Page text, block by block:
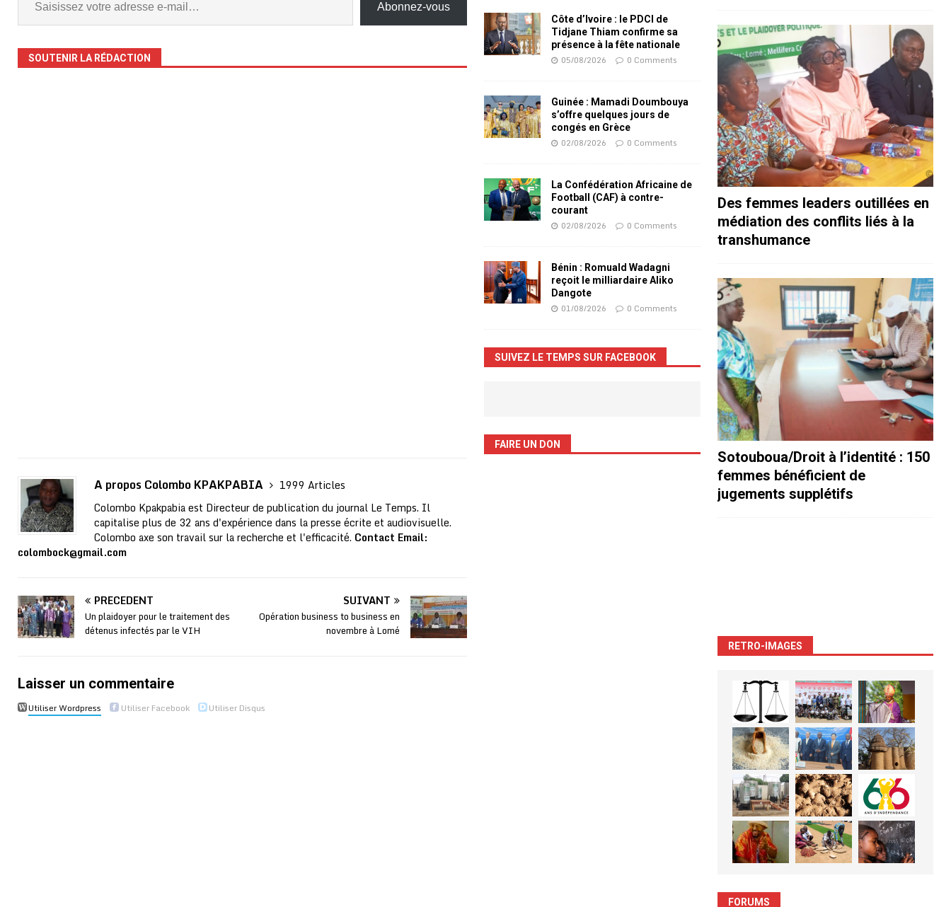
Abonnez-vous
SOUTENIR LA RÉDACTION
A propos Colombo KPAKPABIA
1999 Articles
Colombo Kpakpabia est Directeur de publication du journal Le Temps. Il
capitalise plus de 32 ans d'expérience dans la presse écrite et audiovisuelle.
Colombo axe son travail sur la recherche et l'efficacité. Contact Email:
colombock@gmail.com
PRÉCÉDENT
Un plaidoyer pour le traitement des
détenus infectés par le VIH
SUIVANT
Opération business to business en
novembre à Lomé
Laisser un commentaire
Utiliser Wordpress Utiliser Facebook Utiliser Disqus
Côte d’Ivoire : le PDCI de
Tidjane Thiam confirme sa
présence à la fête nationale
05/08/2026 0 Comments
Guinée : Mamadi Doumbouya
s’offre quelques jours de
congés en Grèce
02/08/2026 0 Comments
La Confédération Africaine de
Football (CAF) à contre-
courant
02/08/2026 0 Comments
Bénin : Romuald Wadagni
reçoit le milliardaire Aliko
Dangote
01/08/2026 0 Comments
SUIVEZ LE TEMPS SUR FACEBOOK
FAIRE UN DON
Des femmes leaders outillées en
médiation des conflits liés à la
transhumance
Sotouboua/Droit à l’identité : 150
femmes bénéficient de
jugements supplétifs
RETRO-IMAGES
FORUMS